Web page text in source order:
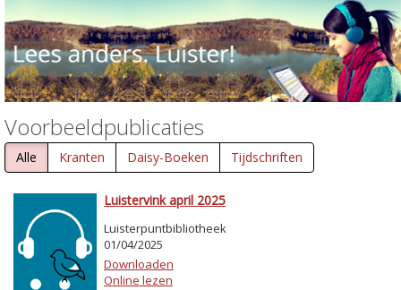
Voorbeeldpublicaties
Alle Kranten Daisy-Boeken Tijdschriften
Luistervink april 2025
Luisterpuntbibliotheek
01/04/2025
Downloaden
Online lezen